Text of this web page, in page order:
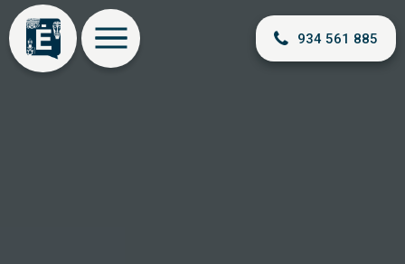
934 561 885